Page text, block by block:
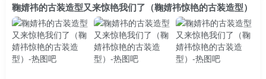
鞠婧祎的古装造型又来惊艳我们了（鞠婧祎惊艳的古装造型）